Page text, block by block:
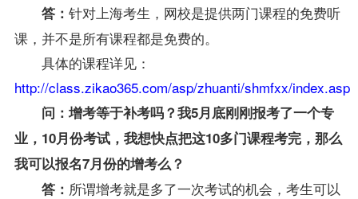
答： 针对上海考生，网校是提供两门课程的免费听
课，并不是所有课程都是免费的。
具体的课程详见：
http://class.zikao365.com/asp/zhuanti/shmfxx/index.asp
问：增考等于补考吗？我5月底刚刚报考了一个专
业，10月份考试，我想快点把这10多门课程考完，那么
我可以报名7月份的增考么？
答： 所谓增考就是多了一次考试的机会，考生可以